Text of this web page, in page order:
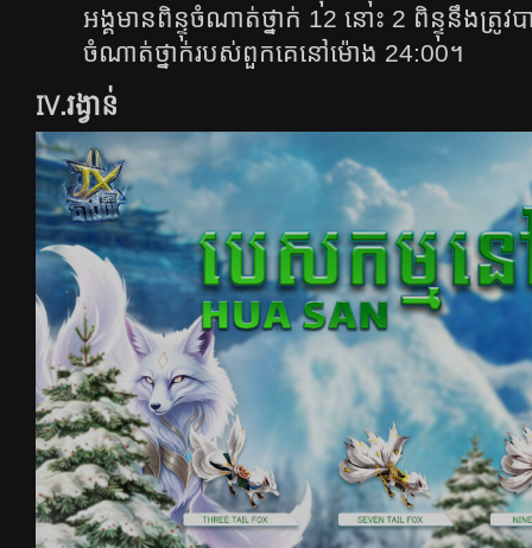
អង្គមានពិន្ទុចំណាត់ថ្នាក់ 12 នោះ 2 ពិន្ទុនឹងត្រូវប
ចំណាត់ថ្នាក់របស់ពួកគេនៅម៉ោង 24:00។
IV.រង្វាន់